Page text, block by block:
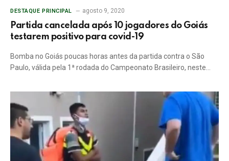
DESTAQUE PRINCIPAL agosto 9, 2020
Partida cancelada após 10 jogadores do Goiás
testarem positivo para covid-19
Bomba no Goiás poucas horas antes da partida contra o São
Paulo, válida pela 1ª rodada do Campeonato Brasileiro, neste…